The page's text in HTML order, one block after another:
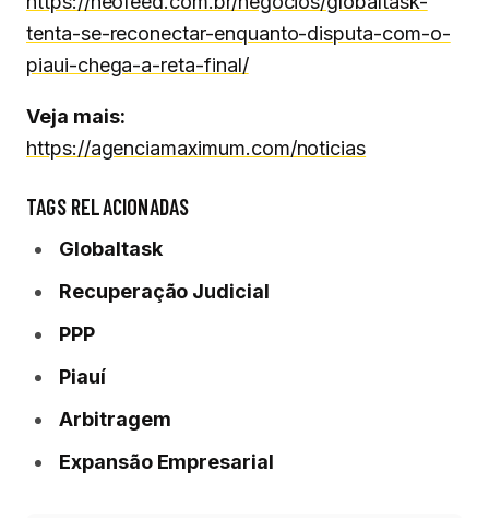
tenta-se-reconectar-enquanto-disputa-com-o-
piaui-chega-a-reta-final/
Veja mais:
https://agenciamaximum.com/noticias
TAGS RELACIONADAS
Globaltask
Recuperação Judicial
PPP
Piauí
Arbitragem
Expansão Empresarial